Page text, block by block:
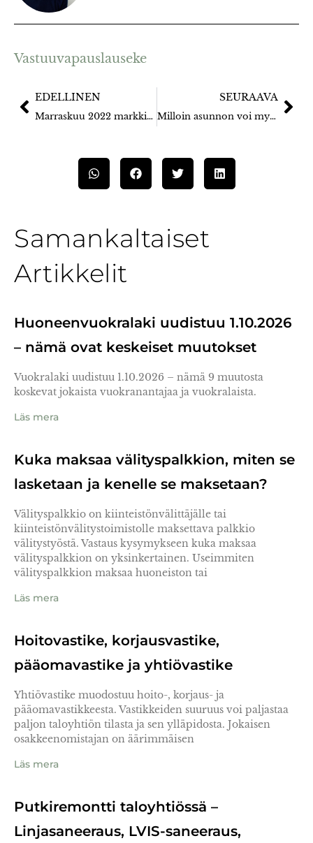
Vastuuvapauslauseke
EDELLINEN
Marraskuu 2022 markkinakatsaus
SEURAAVA
Milloin asunnon voi myydä verottomana?
Samankaltaiset
Artikkelit
Huoneenvuokralaki uudistuu 1.10.2026
– nämä ovat keskeiset muutokset
Vuokralaki uudistuu 1.10.2026 – nämä 9 muutosta
koskevat jokaista vuokranantajaa ja vuokralaista.
Läs mera
Kuka maksaa välityspalkkion, miten se
lasketaan ja kenelle se maksetaan?
Välityspalkkio on kiinteistönvälittäjälle tai
kiinteistönvälitystoimistolle maksettava palkkio
välitystyöstä. Vastaus kysymykseen kuka maksaa
välityspalkkion on yksinkertainen. Useimmiten
välityspalkkion maksaa huoneiston tai
Läs mera
Hoitovastike, korjausvastike,
pääomavastike ja yhtiövastike
Yhtiövastike muodostuu hoito-, korjaus- ja
pääomavastikkeesta. Vastikkeiden suuruus voi paljastaa
paljon taloyhtiön tilasta ja sen ylläpidosta. Jokaisen
osakkeenomistajan on äärimmäisen
Läs mera
Putkiremontti taloyhtiössä –
Linjasaneeraus, LVIS-saneeraus,